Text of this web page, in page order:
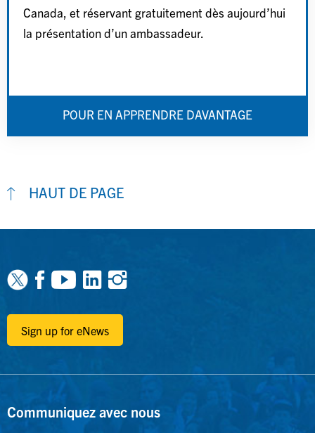
Canada, et réservant gratuitement dès aujourd’hui
la présentation d’un ambassadeur.
POUR EN APPRENDRE DAVANTAGE
HAUT DE PAGE
Facebook
Youtube
Linkedin
Instagram
Sign up for eNews
Communiquez avec nous